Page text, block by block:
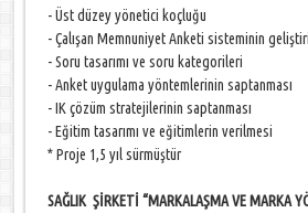
- Üst düzey yönetici koçluğu
- Çalışan Memnuniyet Anketi sisteminin
- Soru tasarımı ve soru kategorileri
- Anket uygulama yöntemlerinin saptanması
- IK çözüm stratejilerinin saptanması
- Eğitim tasarımı ve eğitimlerin verilmesi
* Proje 1,5 yıl sürmüştür
SAĞLIK ŞİRKETİ “MARKALAŞMA VE MARKA